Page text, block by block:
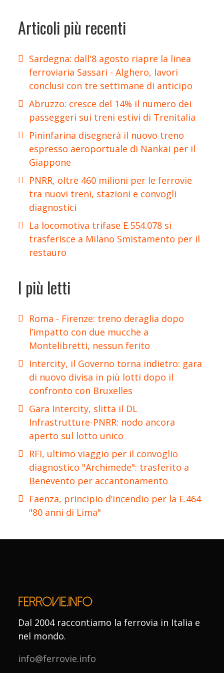
Articoli più recenti
Sardegna: dall'8 agosto riapre la linea
ferroviaria Sassari - Alghero, lavori
conclusi con tre settimane di anticipo
Abruzzo: cresce del 14% il numero dei
passeggeri sui treni estivi di Trenitalia
Pininfarina disegnerà il nuovo treno
espresso aeroportuale di Nankai per il
Giappone
PNRR, oltre 460 milioni per le ferrovie
tra nuovi treni, stazioni e convogli
diagnostici
La locomotiva trifase E.554.078 si
trasferisce a Milano Smistamento per il
restauro
I più letti
Roma - Firenze: treno deraglia dopo
l’impatto con due mucche a
Montelibretti, nessun ferito
Intercity, il Governo torna indietro: gara
di nuovo divisa in più lotti dopo il
confronto con Bruxelles
Gara Intercity, slitta il DL
Infrastrutture-PNRR: nodo ancora
aperto sul lotto unico
RFI, ultimo viaggio per il convoglio
diagnostico "Archimede": trasferito a
Benevento per accantonamento
Faenza, principio d’incendio per la E.464
"80 anni di Lima"
Dal 2004 raccontiamo la ferrovia in Italia e
nel mondo.
info@ferrovie.info